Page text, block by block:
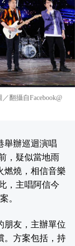
翻攝自Facebook@
舉辦巡迴演唱
，疑似當地雨
燃燒，相信音樂
，主唱阿信今
。
朋友，主辦單位
。方案包括，持